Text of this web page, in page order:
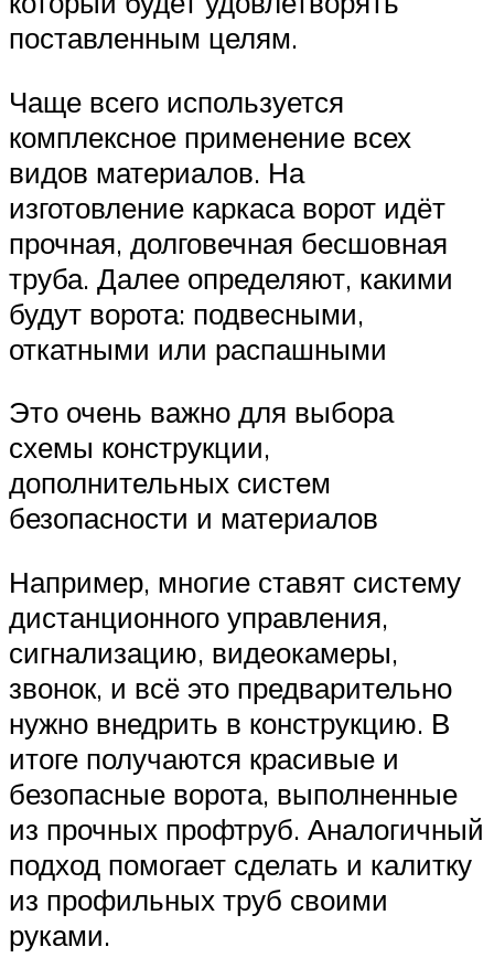
поставленным целям.
Чаще всего используется
комплексное применение всех
видов материалов. На
изготовление каркаса ворот идёт
прочная, долговечная бесшовная
труба. Далее определяют, какими
будут ворота: подвесными,
откатными или распашными
Это очень важно для выбора
схемы конструкции,
дополнительных систем
безопасности и материалов
Например, многие ставят систему
дистанционного управления,
сигнализацию, видеокамеры,
звонок, и всё это предварительно
нужно внедрить в конструкцию. В
итоге получаются красивые и
безопасные ворота, выполненные
из прочных профтруб. Аналогичный
подход помогает сделать и калитку
из профильных труб своими
руками.